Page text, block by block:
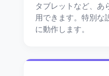
タブレットなど、あ
用できます。特別な
に動作します。